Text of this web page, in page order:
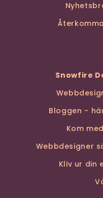
Snowfire
Bloggen -
Kom
Webbdesigner
Kliv ur din